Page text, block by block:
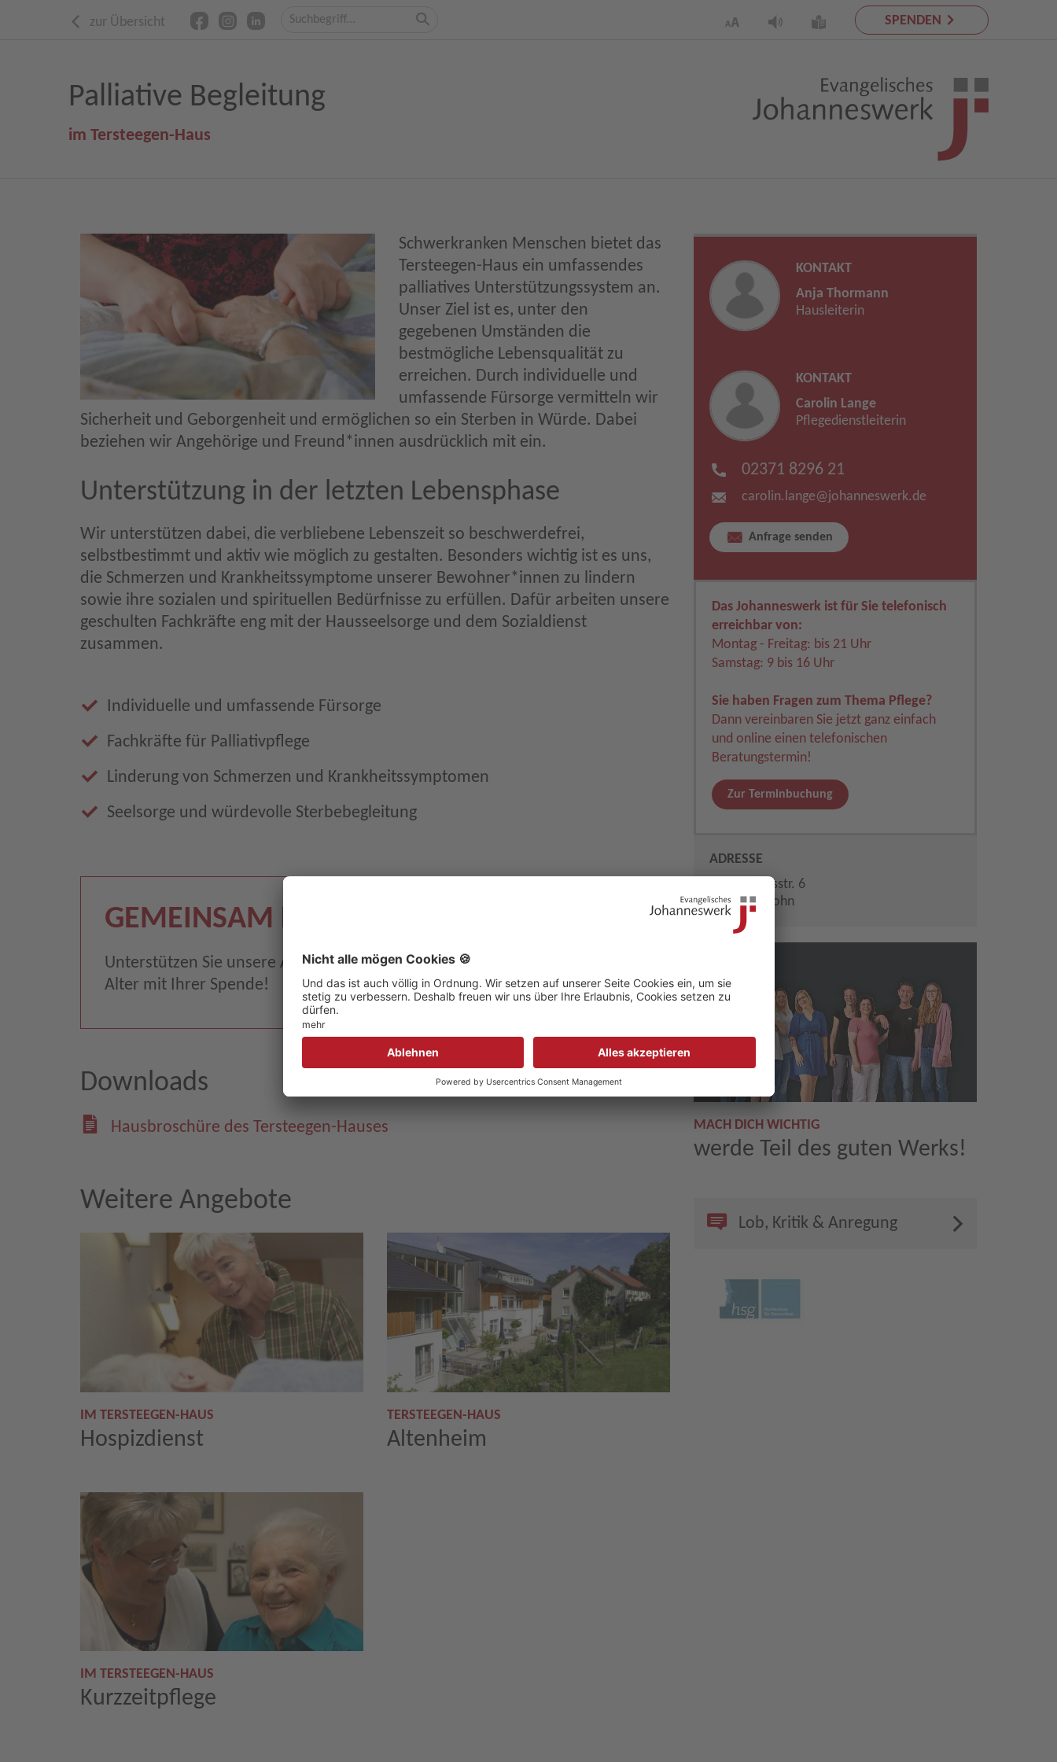
zur Übersicht SPENDEN
Palliative Begleitung
im Tersteegen-Haus
Schwerkranken Menschen bietet das
Tersteegen-Haus ein umfassendes
palliatives Unterstützungssystem an.
Unser Ziel ist es, unter den
gegebenen Umständen die
bestmögliche Lebensqualität zu
erreichen. Durch individuelle und
umfassende Fürsorge vermitteln wir
Sicherheit und Geborgenheit und ermöglichen so ein Sterben in Würde. Dabei
beziehen wir Angehörige und Freund*innen ausdrücklich mit ein.
Unterstützung in der letzten Lebensphase
Wir unterstützen dabei, die verbliebene Lebenszeit so beschwerdefrei,
selbstbestimmt und aktiv wie möglich zu gestalten. Besonders wichtig ist es uns,
die Schmerzen und Krankheitssymptome unserer Bewohner*innen zu lindern
sowie ihre sozialen und spirituellen Bedürfnisse zu erfüllen. Dafür arbeiten unsere
geschulten Fachkräfte eng mit der Hausseelsorge und dem Sozialdienst
zusammen.
Individuelle und umfassende Fürsorge
Fachkräfte für Palliativpflege
Linderung von Schmerzen und Krankheitssymptomen
Seelsorge und würdevolle Sterbebegleitung
GEMEINSAM HELFEN
Unterstützen Sie unsere Arbeit für Menschen im
Alter mit Ihrer Spende!
Downloads
Hausbroschüre des Tersteegen-Hauses
Weitere Angebote
IM TERSTEEGEN-HAUS
Hospizdienst
TERSTEEGEN-HAUS
Altenheim
IM TERSTEEGEN-HAUS
Kurzzeitpflege
KONTAKT
Anja Thormann
Hausleiterin
KONTAKT
Carolin Lange
Pflegedienstleiterin
02371 8296 21
carolin.lange​@johanneswerk.de
Anfrage senden
Das Johanneswerk ist für Sie telefonisch
erreichbar von:
Montag - Freitag: bis 21 Uhr
Samstag: 9 bis 16 Uhr
Sie haben Fragen zum Thema Pflege?
Dann vereinbaren Sie jetzt ganz einfach
und online einen telefonischen
Beratungstermin!
Zur Terminbuchung
ADRESSE
Waisenhausstr. 6
58644 Iserlohn
MACH DICH WICHTIG
werde Teil des guten Werks!
Lob, Kritik & Anregung